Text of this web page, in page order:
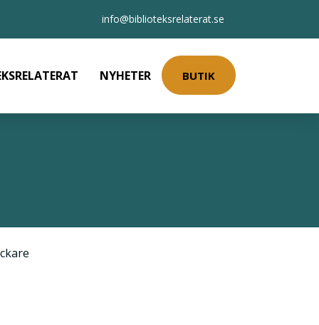
info@biblioteksrelaterat.se
NYHETER BUTIK